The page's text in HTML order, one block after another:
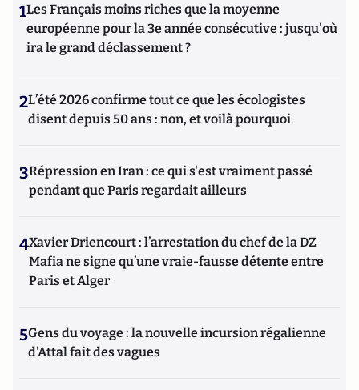
1Les Français moins riches que la moyenne
européenne pour la 3e année consécutive : jusqu'où
ira le grand déclassement ?
2L’été 2026 confirme tout ce que les écologistes
disent depuis 50 ans : non, et voilà pourquoi
3Répression en Iran : ce qui s'est vraiment passé
pendant que Paris regardait ailleurs
4Xavier Driencourt : l’arrestation du chef de la DZ
Mafia ne signe qu’une vraie-fausse détente entre
Paris et Alger
5Gens du voyage : la nouvelle incursion régalienne
d'Attal fait des vagues